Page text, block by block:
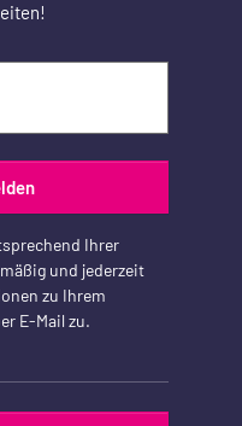
Ihrer
und jederzeit
zu Ihrem
E-Mail zu.